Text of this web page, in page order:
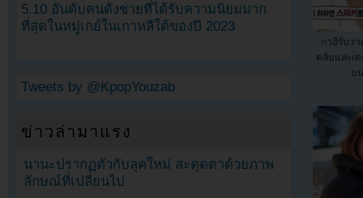
กาฮีรับว่า
คลับและเ
บ
5.10 อันดับคนดังชายที่ได้รับความนิยมมาก
ที่สุดในหมู่เกย์ในเกาหลีใต้ของปี 2023
Tweets by @KpopYouzab
ข่าวล่ามาแรง
นานะปรากฏตัวกับลุคใหม่ สะดุดตาด้วยภาพ
ลักษณ์ที่เปลี่ยนไป